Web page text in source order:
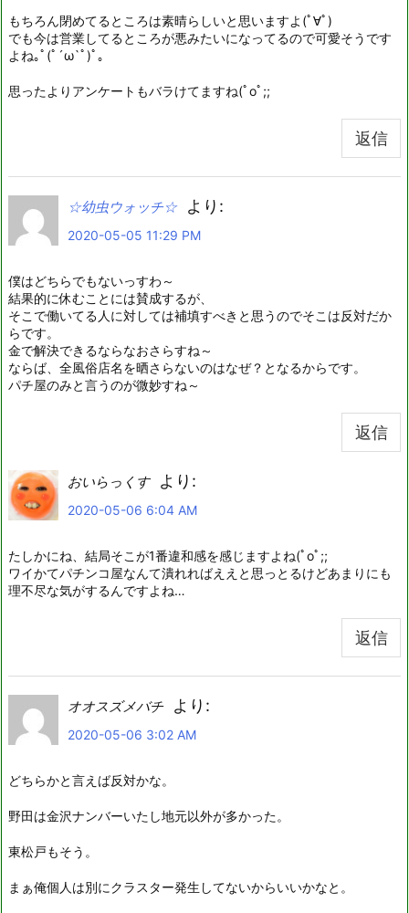
もちろん閉めてるところは素晴らしいと思いますよ(ﾟ∀ﾟ)
でも今は営業してるところが悪みたいになってるので可愛そうです
よね｡ﾟ(ﾟ´ω`ﾟ)ﾟ｡
思ったよりアンケートもバラけてますね(ﾟoﾟ;;
返信
☆幼虫ウォッチ☆ より:
2020-05-05 11:29 PM
僕はどちらでもないっすわ～
結果的に休むことには賛成するが、
そこで働いてる人に対しては補填すべきと思うのでそこは反対だか
らです。
金で解決できるならなおさらすね～
ならば、全風俗店名を晒さらないのはなぜ？となるからです。
パチ屋のみと言うのが微妙すね～
返信
おいらっくす より:
2020-05-06 6:04 AM
たしかにね、結局そこが1番違和感を感じますよね(ﾟoﾟ;;
ワイかてパチンコ屋なんて潰れればええと思っとるけどあまりにも
理不尽な気がするんですよね…
返信
オオスズメバチ より:
2020-05-06 3:02 AM
どちらかと言えば反対かな。
野田は金沢ナンバーいたし地元以外が多かった。
東松戸もそう。
まぁ俺個人は別にクラスター発生してないからいいかなと。